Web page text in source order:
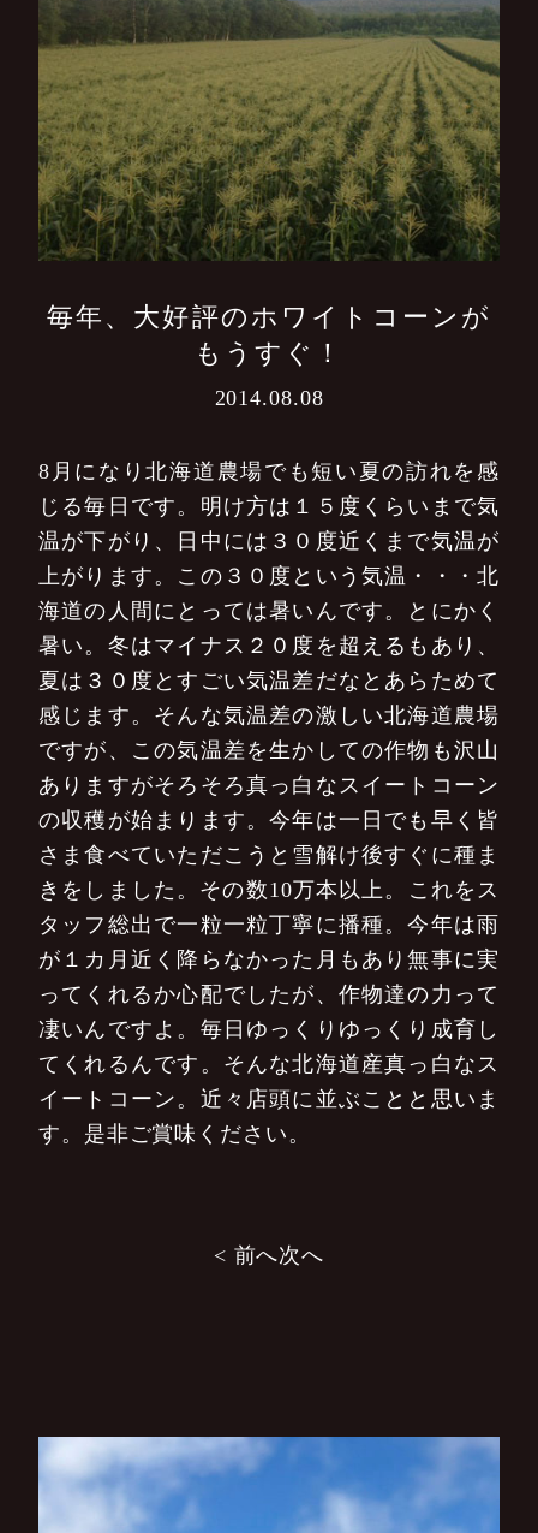
毎年、大好評のホワイトコーンが
もうすぐ！
2014.08.08
8月になり北海道農場でも短い夏の訪れを感
じる毎日です。明け方は１５度くらいまで気
温が下がり、日中には３０度近くまで気温が
上がります。この３０度という気温・・・北
海道の人間にとっては暑いんです。とにかく
暑い。冬はマイナス２０度を超えるもあり、
夏は３０度とすごい気温差だなとあらためて
感じます。そんな気温差の激しい北海道農場
ですが、この気温差を生かしての作物も沢山
ありますがそろそろ真っ白なスイートコーン
の収穫が始まります。今年は一日でも早く皆
さま食べていただこうと雪解け後すぐに種ま
きをしました。その数10万本以上。これをス
タッフ総出で一粒一粒丁寧に播種。今年は雨
が１カ月近く降らなかった月もあり無事に実
ってくれるか心配でしたが、作物達の力って
凄いんですよ。毎日ゆっくりゆっくり成育し
てくれるんです。そんな北海道産真っ白なス
イートコーン。近々店頭に並ぶことと思いま
す。是非ご賞味ください。
シ
< 前へ次へ